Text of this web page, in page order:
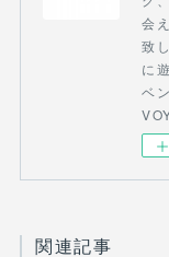
会
致
に
ベ
関連記事